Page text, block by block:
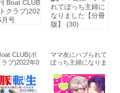
CLUB(ボ
ラブ)2022年0
ママ友にハブられて
ぼっち主婦になりま